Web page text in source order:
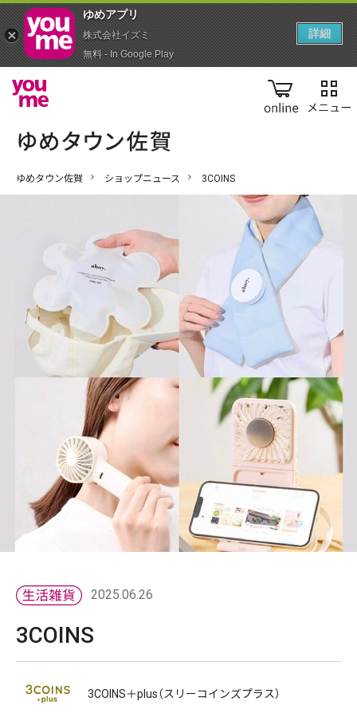
online
ゆめタウン佐賀 ショップニュース 3COINS
2025.06.26
3COINS
3COINS＋plus（スリーコインズプラス）
ゆめアプ‪リ‬
株式会社イズミ
無料 - In Google Play
詳細